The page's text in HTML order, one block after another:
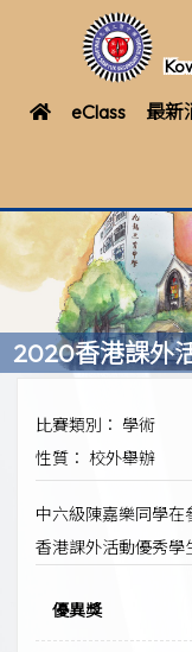
eClass 最新
2020香港課外
比賽類別： 學術
性質： 校外舉辦
中六級陳嘉樂同學
香港課外活動優秀學
優異獎